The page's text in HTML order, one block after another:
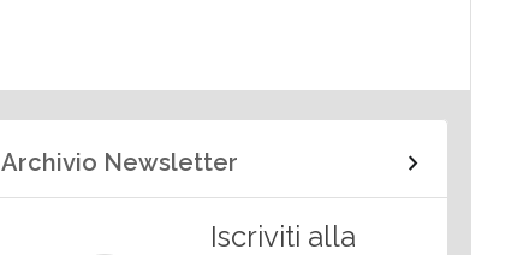
Archivio Newsletter
Iscriviti alla